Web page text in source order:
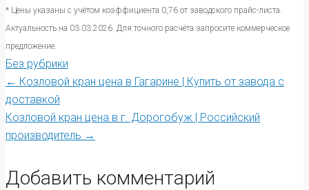
* Цены указаны с учётом коэффициента 0,76 от заводского прайс-листа.
Актуальность на 03.03.2026. Для точного расчёта запросите коммерческое
предложение.
Без рубрики
Post
navigation
← Козловой кран цена в Гагарине | Купить от завода с
доставкой
Козловой кран цена в г. Дорогобуж | Российский
производитель →
Добавить комментарий